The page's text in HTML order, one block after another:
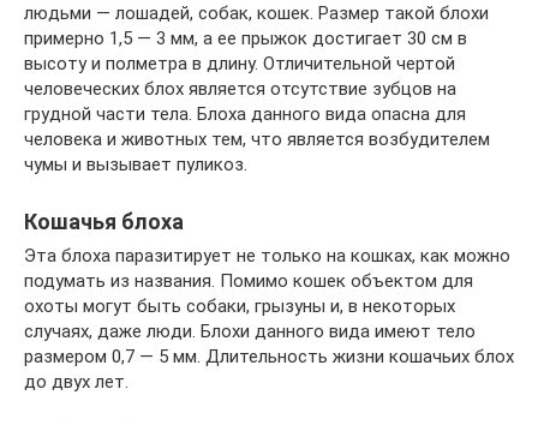
людьми — лошадей, собак, кошек. Размер такой блохи
примерно 1,5 — 3 мм, а ее прыжок достигает 30 см в
высоту и полметра в длину. Отличительной чертой
человеческих блох является отсутствие зубцов на
грудной части тела. Блоха данного вида опасна для
человека и животных тем, что является возбудителем
чумы и вызывает пуликоз.
Кошачья блоха
Эта блоха паразитирует не только на кошках, как можно
подумать из названия. Помимо кошек объектом для
охоты могут быть собаки, грызуны и, в некоторых
случаях, даже люди. Блохи данного вида имеют тело
размером 0,7 — 5 мм. Длительность жизни кошачьих блох
до двух лет.